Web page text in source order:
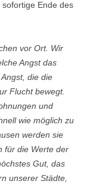
Ende des
vor Ort. Wir
Angst das
die die
Flucht bewegt.
und
wie möglich zu
werden sie
für die Werte der
Gut, das
unserer Städte,